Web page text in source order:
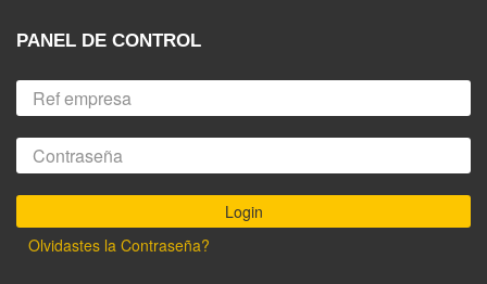
PANEL DE CONTROL
Olvidastes la Contraseña?